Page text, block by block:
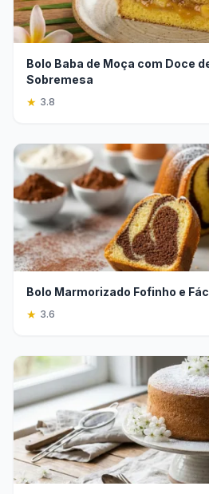
Bolo Baba de Moça com Doce
Sobremesa
★ 3.8
Bolo Marmorizado Fofinho e
★ 3.6